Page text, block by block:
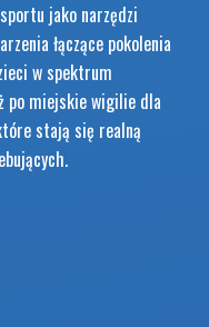
jako narzędzi
łączące pokolenia
w spektrum
po miejskie wigilie dla
stają się realną